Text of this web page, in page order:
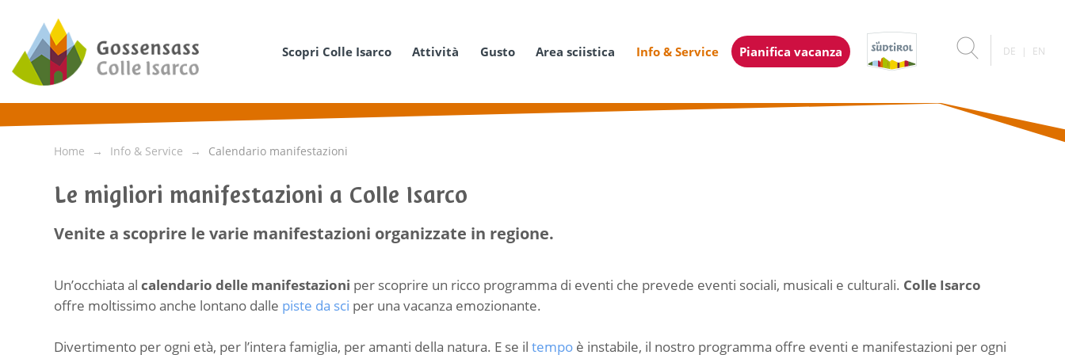
Scopri Colle Isarco Attività Gusto Area sciistica Info & Service Pianifica vacanza DE EN
Home Info & Service Calendario manifestazioni
Le migliori manifestazioni a Colle Isarco
Venite a scoprire le varie manifestazioni organizzate in regione.
Un’occhiata al calendario delle manifestazioni per scoprire un ricco programma di eventi che prevede eventi sociali, musicali e culturali. Colle Isarco
offre moltissimo anche lontano dalle piste da sci per una vacanza emozionante.
Divertimento per ogni età, per l’intera famiglia, per amanti della natura. E se il tempo è instabile, il nostro programma offre eventi e manifestazioni per ogni